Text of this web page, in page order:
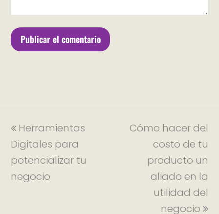
Herramientas
Digitales para
potencializar tu
negocio
Cómo hacer del
costo de tu
producto un
aliado en la
utilidad del
negocio